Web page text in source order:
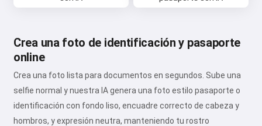
Crea una foto de identificación y pasaporte
online
Crea una foto lista para documentos en segundos. Sube una
selfie normal y nuestra IA genera una foto estilo pasaporte o
identificación con fondo liso, encuadre correcto de cabeza y
hombros, y expresión neutra, manteniendo tu rostro